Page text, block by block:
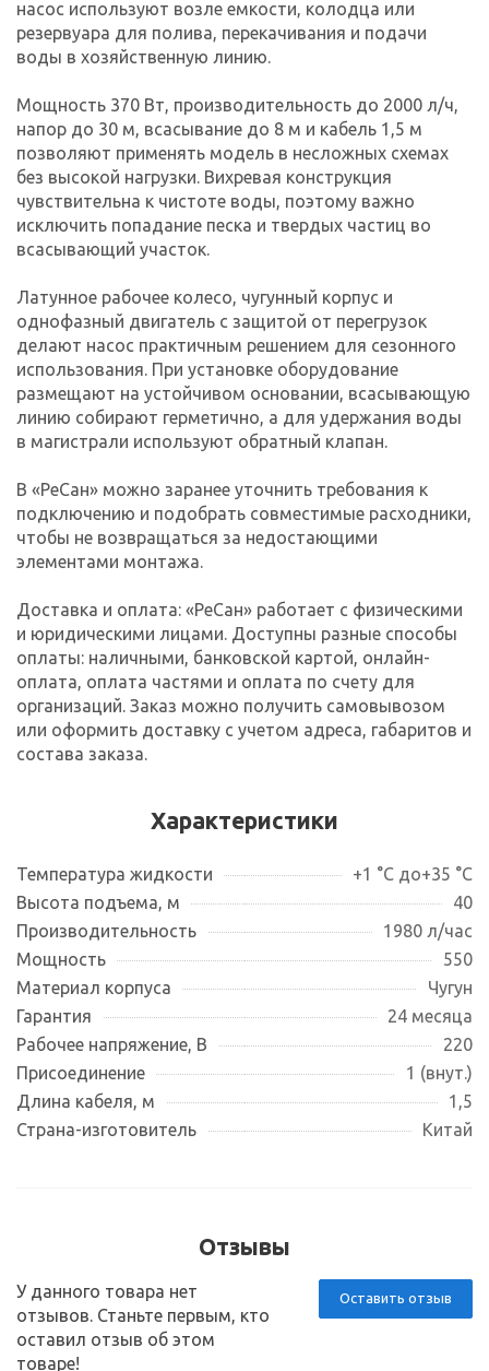
насос используют возле емкости, колодца или
резервуара для полива, перекачивания и подачи
воды в хозяйственную линию.
Мощность 370 Вт, производительность до 2000 л/ч,
напор до 30 м, всасывание до 8 м и кабель 1,5 м
позволяют применять модель в несложных схемах
без высокой нагрузки. Вихревая конструкция
чувствительна к чистоте воды, поэтому важно
исключить попадание песка и твердых частиц во
всасывающий участок.
Латунное рабочее колесо, чугунный корпус и
однофазный двигатель с защитой от перегрузок
делают насос практичным решением для сезонного
использования. При установке оборудование
размещают на устойчивом основании, всасывающую
линию собирают герметично, а для удержания воды
в магистрали используют обратный клапан.
В «РеСан» можно заранее уточнить требования к
подключению и подобрать совместимые расходники,
чтобы не возвращаться за недостающими
элементами монтажа.
Доставка и оплата: «РеСан» работает с физическими
и юридическими лицами. Доступны разные способы
оплаты: наличными, банковской картой, онлайн-
оплата, оплата частями и оплата по счету для
организаций. Заказ можно получить самовывозом
или оформить доставку с учетом адреса, габаритов и
состава заказа.
Характеристики
Температура жидкости
+1 °C до+35 °С
Высота подъема, м
40
Производительность
1980 л/час
Мощность
550
Материал корпуса
Чугун
Гарантия
24 месяца
Рабочее напряжение, В
220
Присоединение
1 (внут.)
Длина кабеля, м
1,5
Страна-изготовитель
Китай
Отзывы
Оставить отзыв
У данного товара нет
отзывов. Станьте первым, кто
оставил отзыв об этом
товаре!